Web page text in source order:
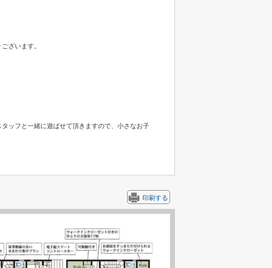
ざいます。
ッフと一緒に遊ばせて頂きますので、小さなお子
印刷する